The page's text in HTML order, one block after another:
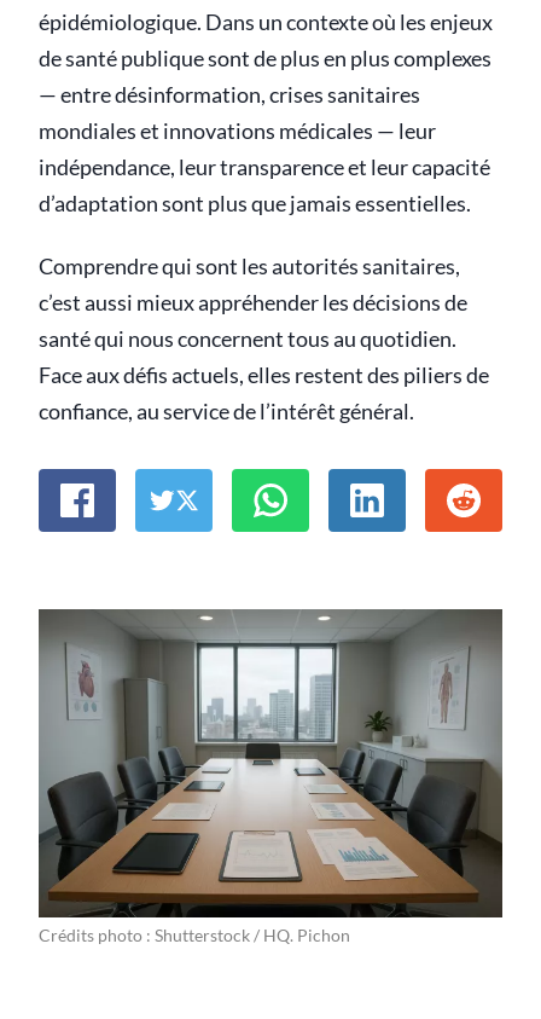
épidémiologique. Dans un contexte où les enjeux
de santé publique sont de plus en plus complexes
— entre désinformation, crises sanitaires
mondiales et innovations médicales — leur
indépendance, leur transparence et leur capacité
d’adaptation sont plus que jamais essentielles.
Comprendre qui sont les autorités sanitaires,
c’est aussi mieux appréhender les décisions de
santé qui nous concernent tous au quotidien.
Face aux défis actuels, elles restent des piliers de
confiance, au service de l’intérêt général.
Crédits photo : Shutterstock / HQ. Pichon